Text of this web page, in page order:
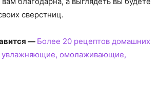
сверстниц.
— Более 20 рецептов домашних
увлажняющие, омолаживающие,